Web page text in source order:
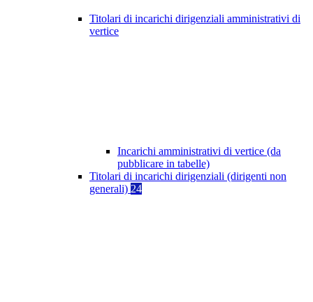
Titolari di incarichi dirigenziali amministrativi di
vertice
Incarichi amministrativi di vertice (da
pubblicare in tabelle)
Titolari di incarichi dirigenziali (dirigenti non
generali) 24